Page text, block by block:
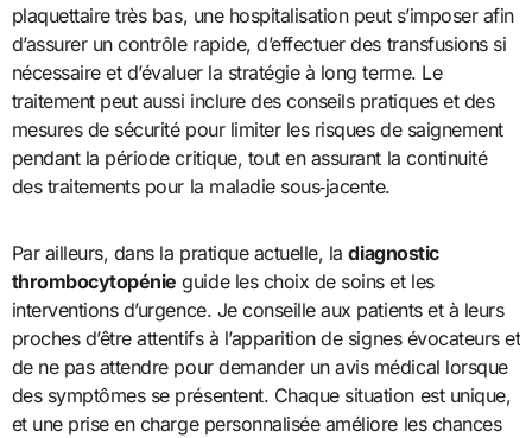
plaquettaire très bas, une hospitalisation peut s’imposer afin
d’assurer un contrôle rapide, d’effectuer des transfusions si
nécessaire et d’évaluer la stratégie à long terme. Le
traitement peut aussi inclure des conseils pratiques et des
mesures de sécurité pour limiter les risques de saignement
pendant la période critique, tout en assurant la continuité
des traitements pour la maladie sous‑jacente.
Par ailleurs, dans la pratique actuelle, ladiagnostic
thrombocytopénie guide les choix de soins et les
interventions d’urgence. Je conseille aux patients et à leurs
proches d’être attentifs à l’apparition de signes évocateurs et
de ne pas attendre pour demander un avis médical lorsque
des symptômes se présentent. Chaque situation est unique,
et une prise en charge personnalisée améliore les chances